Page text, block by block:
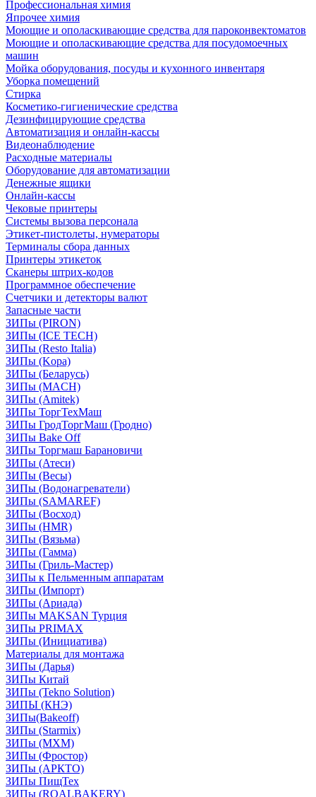
Профессиональная химия
Япрочее химия
Моющие и ополаскивающие средства для пароконвектоматов
Моющие и ополаскивающие средства для посудомоечных
машин
Мойка оборудования, посуды и кухонного инвентаря
Уборка помещений
Стирка
Косметико-гигиенические средства
Дезинфицирующие средства
Автоматизация и онлайн-кассы
Видеонаблюдение
Расходные материалы
Оборудование для автоматизации
Денежные ящики
Онлайн-кассы
Чековые принтеры
Системы вызова персонала
Этикет-пистолеты, нумераторы
Терминалы сбора данных
Принтеры этикеток
Сканеры штрих-кодов
Программное обеспечение
Счетчики и детекторы валют
Запасные части
ЗИПы (PIRON)
ЗИПы (ICE TECH)
ЗИПы (Resto Italia)
ЗИПы (Kopa)
ЗИПы (Беларусь)
ЗИПы (MACH)
ЗИПы (Amitek)
ЗИПы ТоргТехМаш
ЗИПы ГродТоргМаш (Гродно)
ЗИПы Bake Off
ЗИПы Торгмаш Барановичи
ЗИПы (Атеси)
ЗИПы (Весы)
ЗИПы (Водонагреватели)
ЗИПы (SAMAREF)
ЗИПы (Восход)
ЗИПы (HMR)
ЗИПы (Вязьма)
ЗИПы (Гамма)
ЗИПы (Гриль-Мастер)
ЗИПы к Пельменным аппаратам
ЗИПы (Импорт)
ЗИПы (Ариада)
ЗИПы MAKSAN Турция
ЗИПы PRIMAX
ЗИПы (Инициатива)
Материалы для монтажа
ЗИПы (Дарья)
ЗИПы Китай
ЗИПы (Tekno Solution)
ЗИПЫ (КНЭ)
ЗИПы(Bakeoff)
ЗИПы (Starmix)
ЗИПы (МХМ)
ЗИПы (Фростор)
ЗИПы (АРКТО)
ЗИПы ПищТех
ЗИПы (ROALBAKERY)